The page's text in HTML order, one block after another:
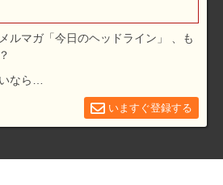
広告メニュー・料金
ルマガ「今日のヘッドライン」 、も
なら…
いますぐ登録する